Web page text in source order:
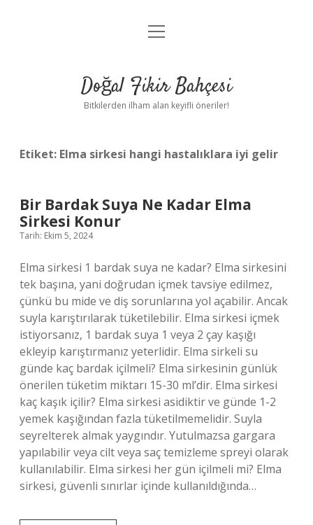
Anasayfa
Yasal Uyarı
menüyü
Doğal Fikir Bahçesi
Bitkilerden ilham alan keyifli öneriler!
Etiket: Elma sirkesi hangi hastalıklara iyi gelir
Bir Bardak Suya Ne Kadar Elma
Sirkesi Konur
Tarih: Ekim 5, 2024
Elma sirkesi 1 bardak suya ne kadar? Elma sirkesini
tek başına, yani doğrudan içmek tavsiye edilmez,
çünkü bu mide ve diş sorunlarına yol açabilir. Ancak
suyla karıştırılarak tüketilebilir. Elma sirkesi içmek
istiyorsanız, 1 bardak suya 1 veya 2 çay kaşığı
ekleyip karıştırmanız yeterlidir. Elma sirkeli su
günde kaç bardak içilmeli? Elma sirkesinin günlük
önerilen tüketim miktarı 15-30 ml’dir. Elma sirkesi
kaç kaşık içilir? Elma sirkesi asidiktir ve günde 1-2
yemek kaşığından fazla tüketilmemelidir. Suyla
seyrelterek almak yaygındır. Yutulmazsa gargara
yapılabilir veya cilt veya saç temizleme spreyi olarak
kullanılabilir. Elma sirkesi her gün içilmeli mi? Elma
sirkesi, güvenli sınırlar içinde kullanıldığında…